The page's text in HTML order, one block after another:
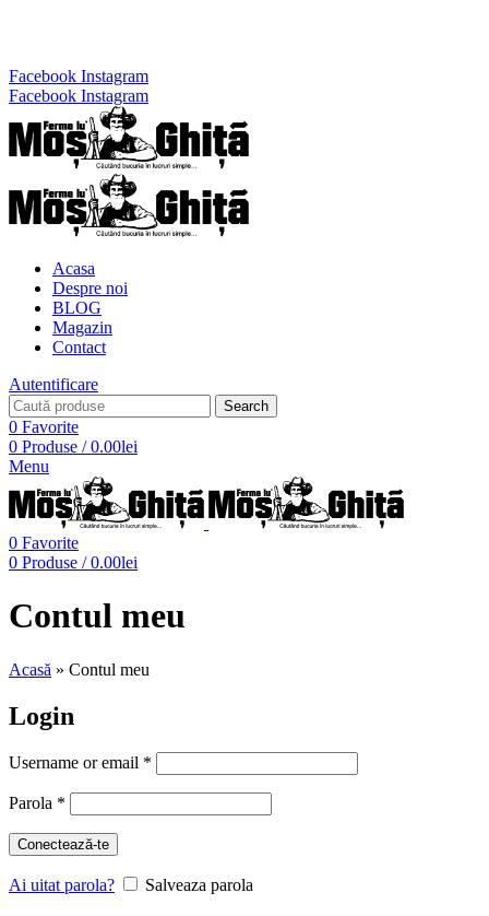
Facebook Instagram
Facebook Instagram
Acasa
Despre noi
BLOG
Magazin
Contact
Autentificare
Search
0 Favorite
0 Produse / 0.00lei
Menu
0 Favorite
0 Produse / 0.00lei
Contul meu
Acasă » Contul meu
Login
Username or email *
Parola *
Conectează-te
Ai uitat parola? Salveaza parola